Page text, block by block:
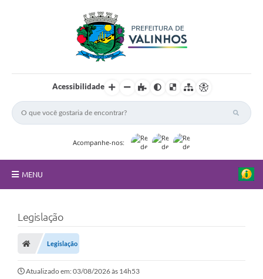
Acessibilidade
Acompanhe-nos:
MENU
Principal
Nossa Cidade
Secretarias
Legislação
Legislação
Atualizado em: 03/08/2026 às 14h53